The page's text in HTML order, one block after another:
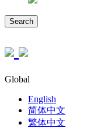
Search
Global
English
简体中文
繁体中文